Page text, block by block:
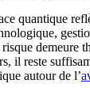
quantique
demeure
il reste
autour de l’